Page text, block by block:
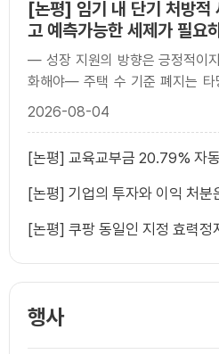
2026년 1월 ~ 9월 학회 및 기
[논평] 임기 내 단기 처방적
고 예측가능한 세제가 필요
— 성장 지원의 방향은 긍정적이
화해야— 주택 수 기준 폐지는 타
는 시장 경직 우려— 넓은 세원·낮
2026-08-04
[논평] 교육교부금 20.79% 자동
[논평] 기업의 투자와 이익 처분은 노동쟁
[논평] 쿠팡 동일인 지정 효력정
행사